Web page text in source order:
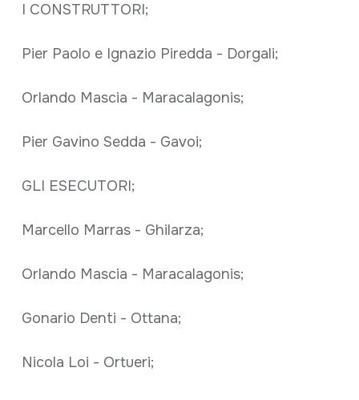
I CONSTRUTTORI;
Pier Paolo e Ignazio Piredda - Dorgali;
Orlando Mascia - Maracalagonis;
Pier Gavino Sedda - Gavoi;
GLI ESECUTORI;
Marcello Marras - Ghilarza;
Orlando Mascia - Maracalagonis;
Gonario Denti - Ottana;
Nicola Loi - Ortueri;